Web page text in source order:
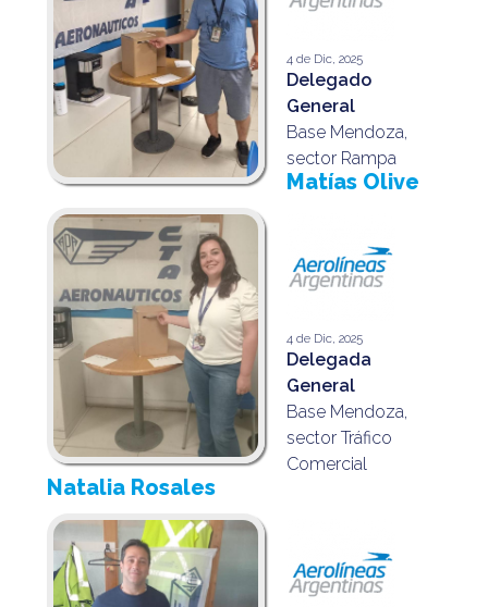
4 de Dic, 2025
Delegado
General
Base Mendoza,
sector Rampa
Matías Olive
4 de Dic, 2025
Delegada
General
Base Mendoza,
sector Tráfico
Comercial
Natalia Rosales